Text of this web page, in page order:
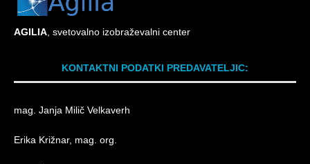
AGILIA , svetovalno izobraževalni center
KONTAKTNI PODATKI PREDAVATELJIC:
mag. Janja Milič Velkaverh
Erika Križnar, mag. org.